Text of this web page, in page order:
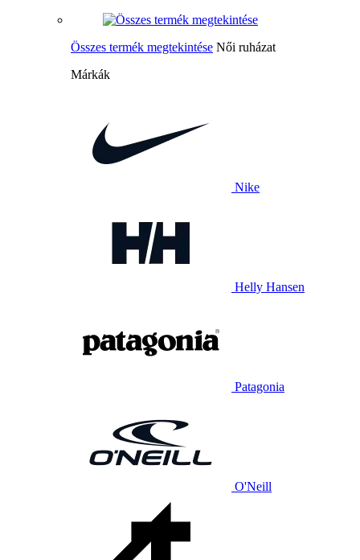
Összes termék megtekintése Női ruházat
Márkák
Nike
Helly Hansen
Patagonia
O'Neill